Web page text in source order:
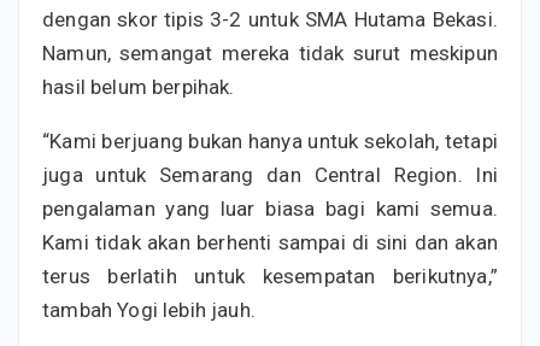
dengan skor tipis 3-2 untuk SMA Hutama Bekasi.
Namun, semangat mereka tidak surut meskipun
hasil belum berpihak.
“Kami berjuang bukan hanya untuk sekolah, tetapi
juga untuk Semarang dan Central Region. Ini
pengalaman yang luar biasa bagi kami semua.
Kami tidak akan berhenti sampai di sini dan akan
terus berlatih untuk kesempatan berikutnya,”
tambah Yogi lebih jauh.